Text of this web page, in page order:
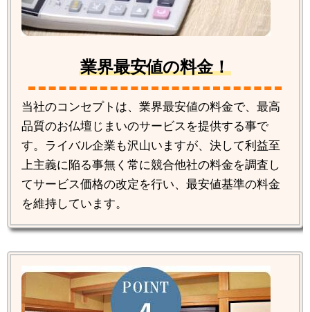
業界最安値の料金！
当社のコンセプトは、業界最安値の料金で、最高
品質のお仏壇じまいのサービスを提供する事で
す。ライバル企業も沢山いますが、決して利益至
上主義に陥る事無く常に競合他社の料金を調査し
てサービス価格の改定を行い、最安値基準の料金
を維持しています。